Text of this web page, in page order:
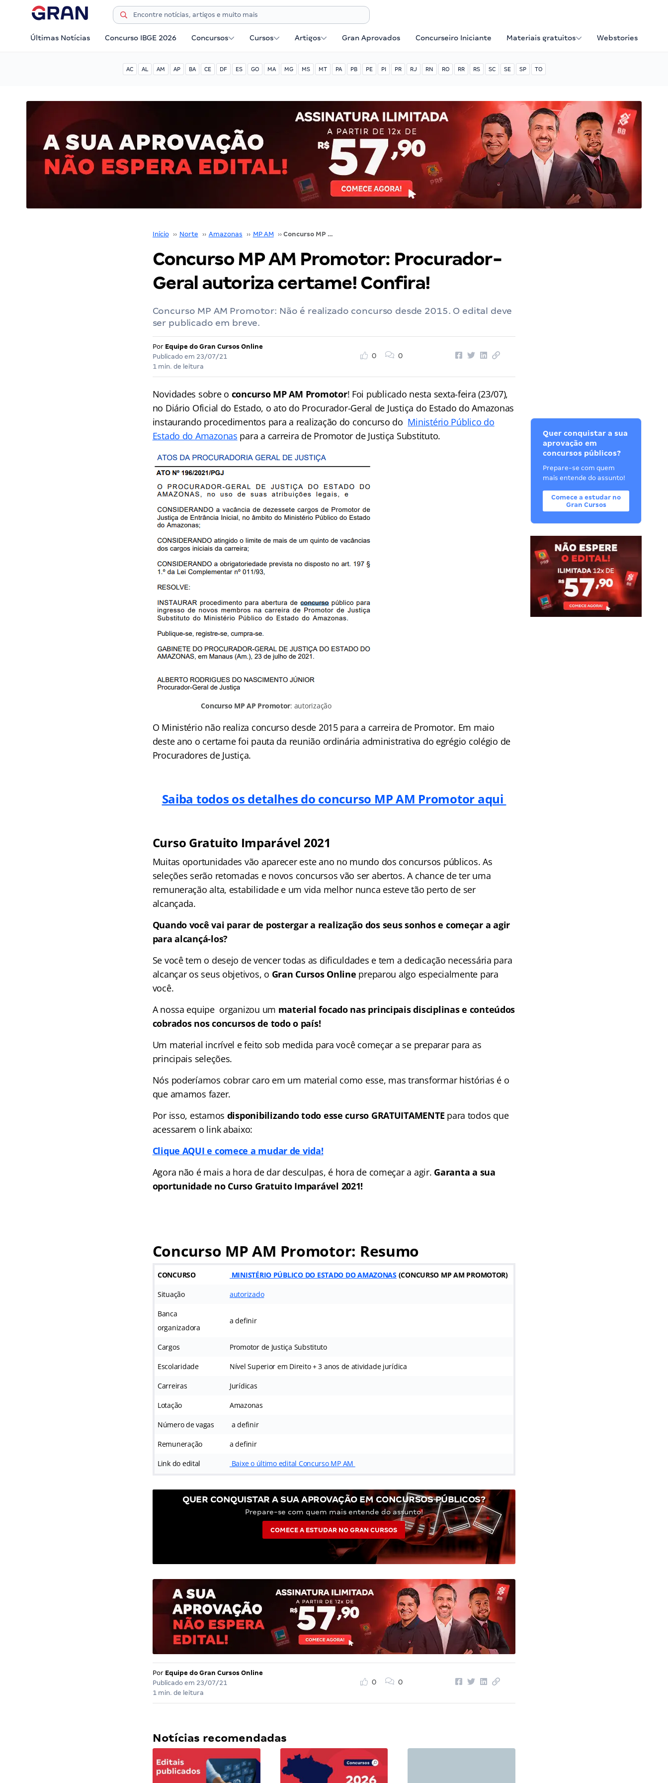
Últimas Notícias Concurso IBGE 2026 Concursos Cursos Artigos Gran Aprovados Concurseiro Iniciante Materiais gratuitos Webstories
AC AL AM AP BA CE DF ES GO MA MG MS MT PA PB PE PI PR RJ RN RO RR RS SC SE SP TO
Início ›› Norte ›› Amazonas ›› MP AM ›› Concurso MP AM Promotor: Procurador-Geral autoriza certame! Confira!
Concurso MP AM Promotor: Procurador-
Geral autoriza certame! Confira!
Concurso MP AM Promotor: Não é realizado concurso desde 2015. O edital deve
ser publicado em breve.
Por Equipe do Gran Cursos Online
Publicado em 23/07/21
1 min. de leitura
0 0
Novidades sobre o concurso MP AM Promotor! Foi publicado nesta sexta-feira (23/07),
no Diário Oficial do Estado, o ato do Procurador-Geral de Justiça do Estado do Amazonas
instaurando procedimentos para a realização do concurso do Ministério Público do
Estado do Amazonas para a carreira de Promotor de Justiça Substituto.
Concurso MP AP Promotor: autorização
O Ministério não realiza concurso desde 2015 para a carreira de Promotor. Em maio
deste ano o certame foi pauta da reunião ordinária administrativa do egrégio colégio de
Procuradores de Justiça.
Saiba todos os detalhes do concurso MP AM Promotor aqui
Curso Gratuito Imparável 2021
Muitas oportunidades vão aparecer este ano no mundo dos concursos públicos. As
seleções serão retomadas e novos concursos vão ser abertos. A chance de ter uma
remuneração alta, estabilidade e um vida melhor nunca esteve tão perto de ser
alcançada.
Quando você vai parar de postergar a realização dos seus sonhos e começar a agir
para alcançá-los?
Se você tem o desejo de vencer todas as dificuldades e tem a dedicação necessária para
alcançar os seus objetivos, o Gran Cursos Online preparou algo especialmente para
você.
A nossa equipe organizou um material focado nas principais disciplinas e conteúdos
cobrados nos concursos de todo o país!
Um material incrível e feito sob medida para você começar a se preparar para as
principais seleções.
Nós poderíamos cobrar caro em um material como esse, mas transformar histórias é o
que amamos fazer.
Por isso, estamos disponibilizando todo esse curso GRATUITAMENTE para todos que
acessarem o link abaixo:
Clique AQUI e comece a mudar de vida!
Agora não é mais a hora de dar desculpas, é hora de começar a agir. Garanta a sua
oportunidade no Curso Gratuito Imparável 2021!
Concurso MP AM Promotor: Resumo
CONCURSO MINISTÉRIO PÚBLICO DO ESTADO DO AMAZONAS(CONCURSO MP AM PROMOTOR)
Situação autorizado
Banca
organizadora
a definir
Cargos Promotor de Justiça Substituto
Escolaridade Nível Superior em Direito + 3 anos de atividade jurídica
Carreiras Jurídicas
Lotação Amazonas
Número de vagas a definir
Remuneração a definir
Link do edital Baixe o último edital Concurso MP AM
QUER CONQUISTAR A SUA APROVAÇÃO EM CONCURSOS PÚBLICOS?
Prepare-se com quem mais entende do assunto!
COMECE A ESTUDAR NO GRAN CURSOS
Por Equipe do Gran Cursos Online
Publicado em 23/07/21
1 min. de leitura
0 0
Notícias recomendadas
Quer conquistar a sua
aprovação em
concursos públicos?
Prepare-se com quem
mais entende do assunto!
Comece a estudar no
Gran Cursos